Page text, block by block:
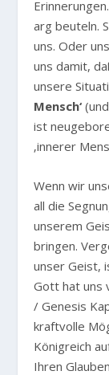
arg beuteln.
uns. Oder
uns damit,
unsere
Mensch‘
ist
‚innerer
Wenn wir
all die
unserem
bringen.
unser Geist,
Gott hat uns
/ Genesis
kraftvolle
Königreich
Ihren